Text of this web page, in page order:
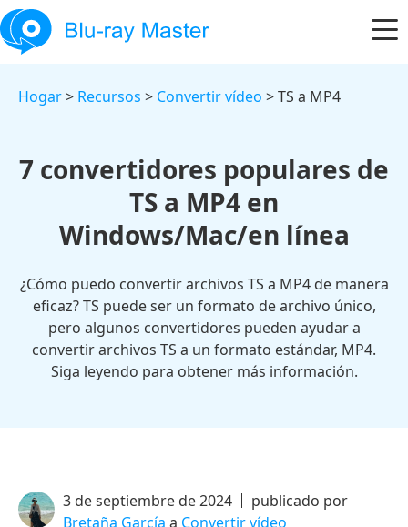
Hogar> Recursos > Convertir vídeo > TS a MP4
7 convertidores populares de
TS a MP4 en
Windows/Mac/en línea
¿Cómo puedo convertir archivos TS a MP4 de manera
eficaz? TS puede ser un formato de archivo único,
pero algunos convertidores pueden ayudar a
convertir archivos TS a un formato estándar, MP4.
Siga leyendo para obtener más información.
3 de septiembre de 2024
publicado por
Bretaña García a Convertir vídeo